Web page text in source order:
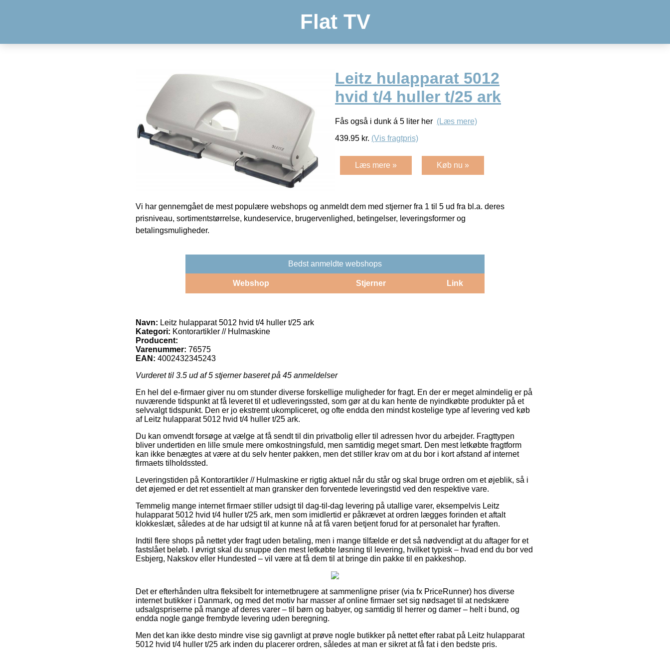
Flat TV
Leitz hulapparat 5012
hvid t/4 huller t/25 ark
Fås også i dunk á 5 liter her (Læs mere)
439.95 kr. (Vis fragtpris)
Læs mere » Køb nu »
Vi har gennemgået de mest populære webshops og anmeldt dem med stjerner fra 1 til 5 ud fra bl.a. deres
prisniveau, sortimentstørrelse, kundeservice, brugervenlighed, betingelser, leveringsformer og
betalingsmuligheder.
Bedst anmeldte webshops
Webshop Stjerner Link
Navn: Leitz hulapparat 5012 hvid t/4 huller t/25 ark
Kategori: Kontorartikler // Hulmaskine
Producent:
Varenummer: 76575
EAN: 4002432345243
Vurderet til 3.5 ud af 5 stjerner baseret på 45 anmeldelser
En hel del e-firmaer giver nu om stunder diverse forskellige muligheder for fragt. En der er meget almindelig er på
nuværende tidspunkt at få leveret til et udleveringssted, som gør at du kan hente de nyindkøbte produkter på et
selvvalgt tidspunkt. Den er jo ekstremt ukompliceret, og ofte endda den mindst kostelige type af levering ved køb
af Leitz hulapparat 5012 hvid t/4 huller t/25 ark.
Du kan omvendt forsøge at vælge at få sendt til din privatbolig eller til adressen hvor du arbejder. Fragttypen
bliver undertiden en lille smule mere omkostningsfuld, men samtidig meget smart. Den mest letkøbte fragtform
kan ikke benægtes at være at du selv henter pakken, men det stiller krav om at du bor i kort afstand af internet
firmaets tilholdssted.
Leveringstiden på Kontorartikler // Hulmaskine er rigtig aktuel når du står og skal bruge ordren om et øjeblik, så i
det øjemed er det ret essentielt at man gransker den forventede leveringstid ved den respektive vare.
Temmelig mange internet firmaer stiller udsigt til dag-til-dag levering på utallige varer, eksempelvis Leitz
hulapparat 5012 hvid t/4 huller t/25 ark, men som imidlertid er påkrævet at ordren lægges forinden et aftalt
klokkeslæt, således at de har udsigt til at kunne nå at få varen betjent forud for at personalet har fyraften.
Indtil flere shops på nettet yder fragt uden betaling, men i mange tilfælde er det så nødvendigt at du aftager for et
fastslået beløb. I øvrigt skal du snuppe den mest letkøbte løsning til levering, hvilket typisk – hvad end du bor ved
Esbjerg, Nakskov eller Hundested – vil være at få dem til at bringe din pakke til en pakkeshop.
Det er efterhånden ultra fleksibelt for internetbrugere at sammenligne priser (via fx PriceRunner) hos diverse
internet butikker i Danmark, og med det motiv har masser af online firmaer set sig nødsaget til at nedskære
udsalgspriserne på mange af deres varer – til børn og babyer, og samtidig til herrer og damer – helt i bund, og
endda nogle gange frembyde levering uden beregning.
Men det kan ikke desto mindre vise sig gavnligt at prøve nogle butikker på nettet efter rabat på Leitz hulapparat
5012 hvid t/4 huller t/25 ark inden du placerer ordren, således at man er sikret at få fat i den bedste pris.